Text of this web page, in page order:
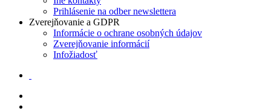
Prihlásenie na odber newslettera
Zverejňovanie a GDPR
Informácie o ochrane osobných údajov
Zverejňovanie informácií
Infožiadosť